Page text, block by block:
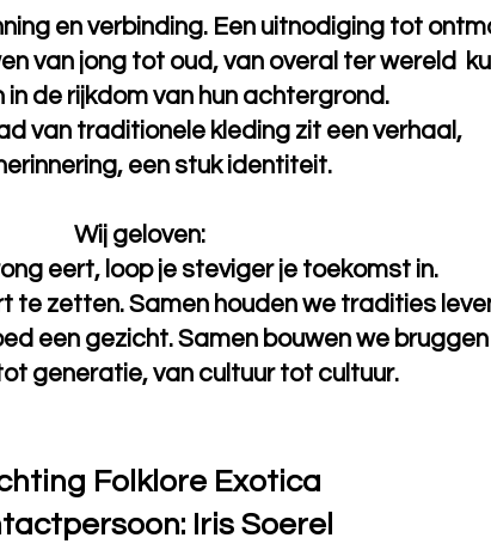
en verbinding. Een uitnodiging tot
van jong tot oud, van overal ter wereld
de rijkdom van hun achtergrond.
van traditionele kleding zit een verhaal,
een stuk identiteit.
Wij geloven:
eert, loop je steviger je toekomst in.
te zetten. Samen houden we tradities
een gezicht. Samen bouwen we
generatie, van cultuur tot cultuur.
Folklore Exotica
Iris Soerel